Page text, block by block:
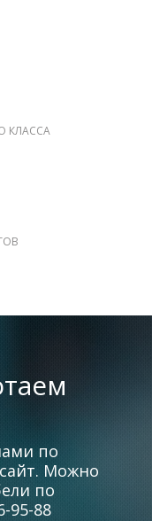
КЛАССА
по
Можно
по
95-88